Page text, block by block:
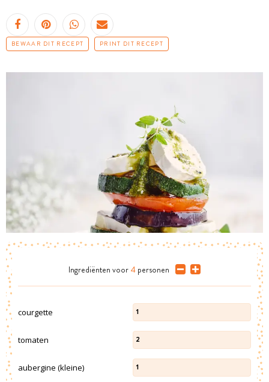
BEWAAR DIT RECEPT PRINT DIT RECEPT
Ingrediënten voor 4 personen
courgette 1
tomaten 2
aubergine (kleine) 1